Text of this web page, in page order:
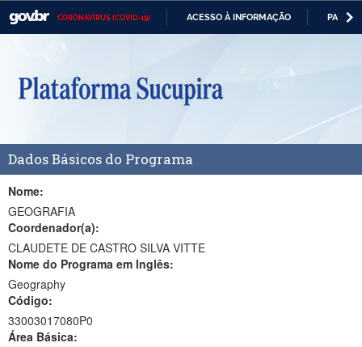
CORONAVÍRUS (COVID-19) ACESSO À INFORMAÇÃO
Casa Civil
Ministério da Defesa
Ministério da Economia
Ministério da Infraestrutura
Ministério da Educação
Ministério da Cidadania
Ministério da Saúde
Dados Básicos do Programa
Nome:
GEOGRAFIA
Coordenador(a):
CLAUDETE DE CASTRO SILVA VITTE
Nome do Programa em Inglês:
Geography
Código:
33003017080P0
Área Básica: